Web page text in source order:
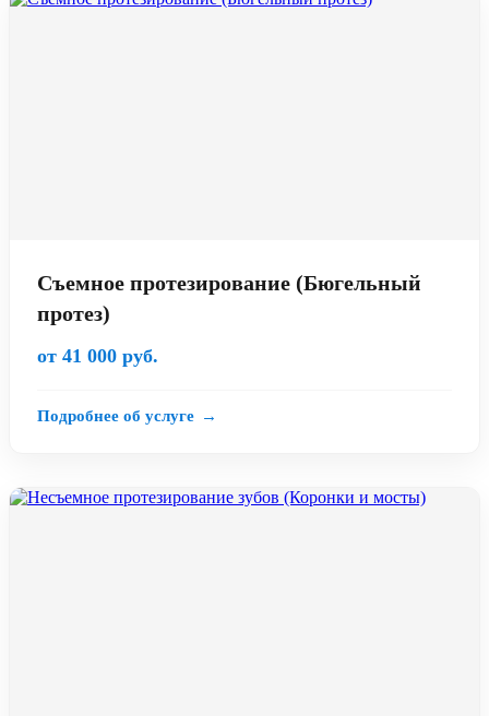
Съемное протезирование (Бюгельный
протез)
от 41 000 руб.
Подробнее об услуге →